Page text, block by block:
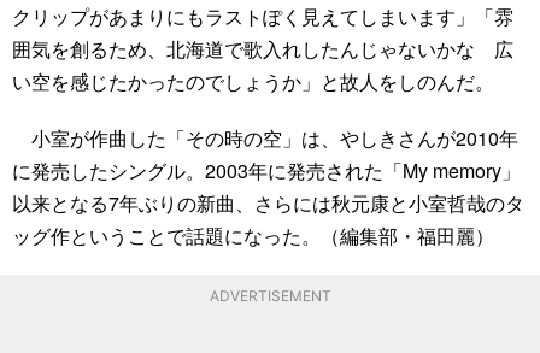
クリップがあまりにもラストぽく見えてしまいます」「雰
囲気を創るため、北海道で歌入れしたんじゃないかな 広
い空を感じたかったのでしょうか」と故人をしのんだ。
小室が作曲した「その時の空」は、やしきさんが2010年
に発売したシングル。2003年に発売された「My memory」
以来となる7年ぶりの新曲、さらには秋元康と小室哲哉のタ
ッグ作ということで話題になった。（編集部・福田麗）
ADVERTISEMENT